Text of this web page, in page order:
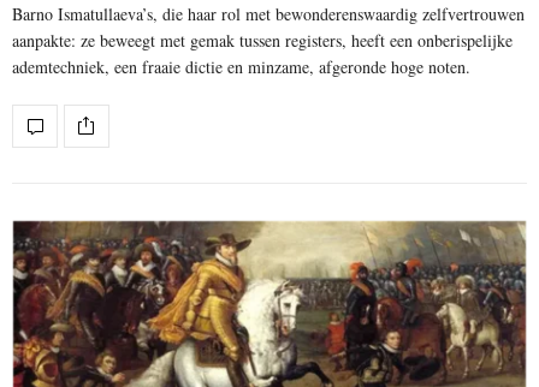
Barno Ismatullaeva’s, die haar rol met bewonderenswaardig zelfvertrouwen
aanpakte: ze beweegt met gemak tussen registers, heeft een onberispelijke
ademtechniek, een fraaie dictie en minzame, afgeronde hoge noten.